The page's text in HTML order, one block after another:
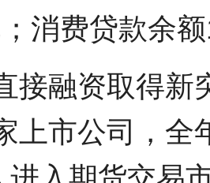
消费贷款余
接融资取得新
上市公司，全